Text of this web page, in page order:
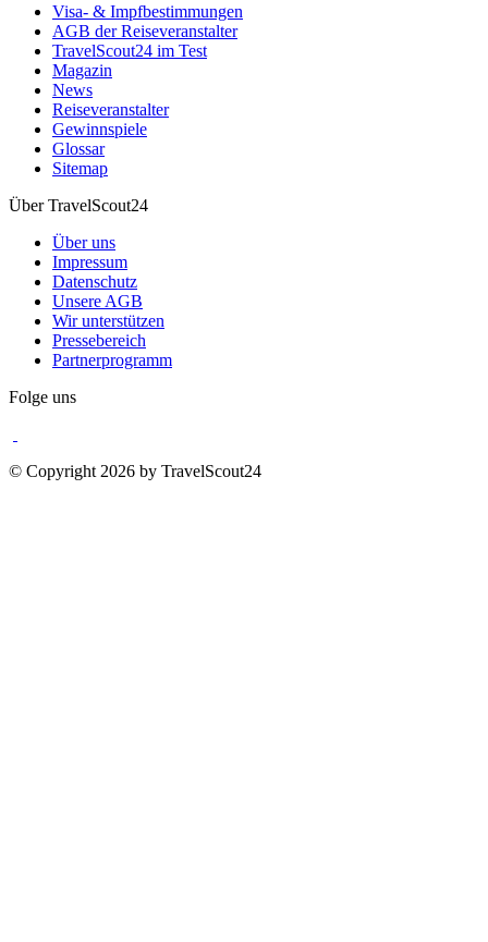
Visa- & Impfbestimmungen
AGB der Reiseveranstalter
TravelScout24 im Test
Magazin
News
Reiseveranstalter
Gewinnspiele
Glossar
Sitemap
Über TravelScout24
Über uns
Impressum
Datenschutz
Unsere AGB
Wir unterstützen
Pressebereich
Partnerprogramm
Folge uns
© Copyright 2026 by TravelScout24